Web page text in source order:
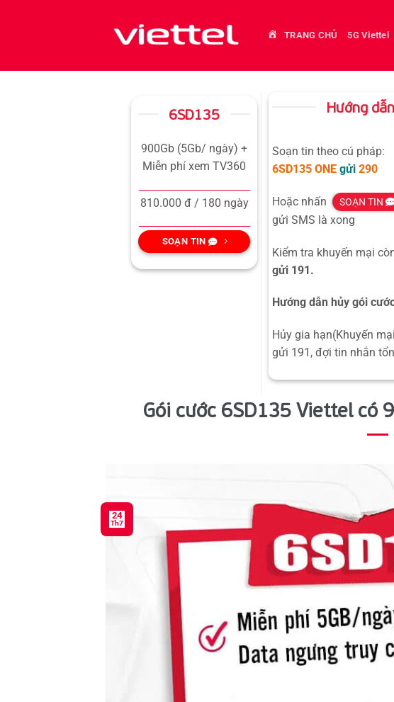
TRANG CHỦ 5G Viettel
6SD135
900Gb (5Gb/ ngày) +
Miễn phí xem TV360
810.000 đ / 180 ngày
SOẠN TIN
Hướng
Soạn tin theo cú pháp:
6SD135 ONE gửi 290
Hoặc nhấn SOẠN TIN
gửi SMS là xong
Kiểm tra khuyến mại
gửi 191.
Hướng dẫn hủy gói
Hủy gia hạn(Khuyến
gửi 191, đợi tin nhắn
Gói cước 6SD135 Viettel có
24
Th7